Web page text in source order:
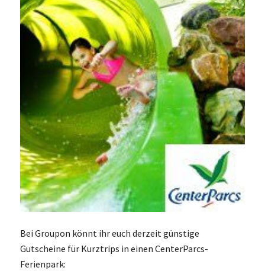
Bei Groupon könnt ihr euch derzeit günstige
Gutscheine für Kurztrips in einen CenterParcs-
Ferienpark: